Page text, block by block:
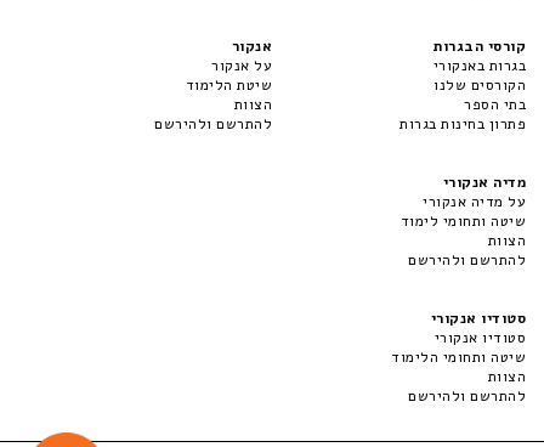
קורסי הבגרות
בגרות באנקורי
הקורסים שלנו
בתי הספר
פתרון בחינות בגרות
אנקור
על אנקור
שיטת הלימוד
הצוות
להתרשם ולהירשם
מדיה אנקורי
על מדיה אנקורי
שיטה ותחומי לימוד
הצוות
להתרשם ולהירשם
סטודיו אנקורי
סטודיו אנקורי
שיטה ותחומי הלימוד
הצוות
להתרשם ולהירשם